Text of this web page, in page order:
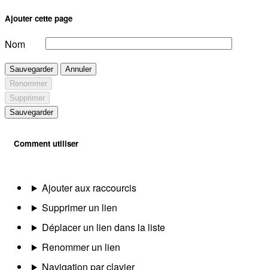
Ajouter cette page
Nom
Sauvegarder
Annuler
Renommer
Supprimer
Sauvegarder
Comment utiliser
Ajouter aux raccourcis
Supprimer un lien
Déplacer un lien dans la liste
Renommer un lien
Navigation par clavier